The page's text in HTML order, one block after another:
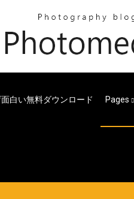
白い無料ダウンロード Pages